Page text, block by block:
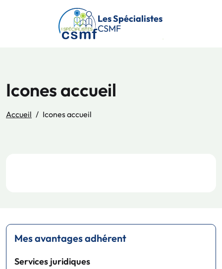
Passer au contenu principal
Les Spécialistes
CSMF
Icones accueil
Accueil Icones accueil
Mes avantages adhérent
Services juridiques